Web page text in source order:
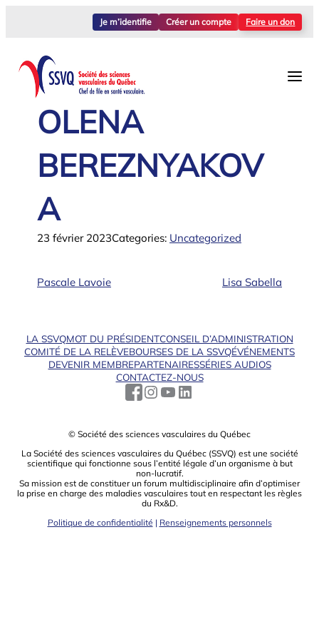
Je m’identifie Créer un compte Faire un don
OLENA
BEREZNYAKOV
A
23 février 2023Categories: Uncategorized
Pascale Lavoie Lisa Sabella
LA SSVQMOT DU PRÉSIDENTCONSEIL D’ADMINISTRATION
COMITÉ DE LA RELÈVEBOURSES DE LA SSVQÉVÉNEMENTS
DEVENIR MEMBREPARTENAIRESSÉRIES AUDIOS
CONTACTEZ-NOUS
© Société des sciences vasculaires du Québec
La Société des sciences vasculaires du Québec (SSVQ) est une société
scientiﬁque qui fonctionne sous l’entité légale d’un organisme à but
non-lucratif.
Sa mission est de constituer un forum multidisciplinaire aﬁn d’optimiser
la prise en charge des maladies vasculaires tout en respectant les règles
du Rx&D.
Politique de confidentialité | Renseignements personnels